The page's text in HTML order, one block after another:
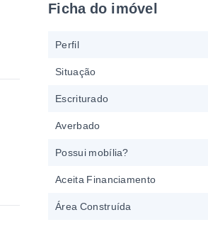
Ficha do imóvel
Perfil
Situação
Escriturado
Averbado
Possui mobília?
Aceita Financiamento
Área Construída